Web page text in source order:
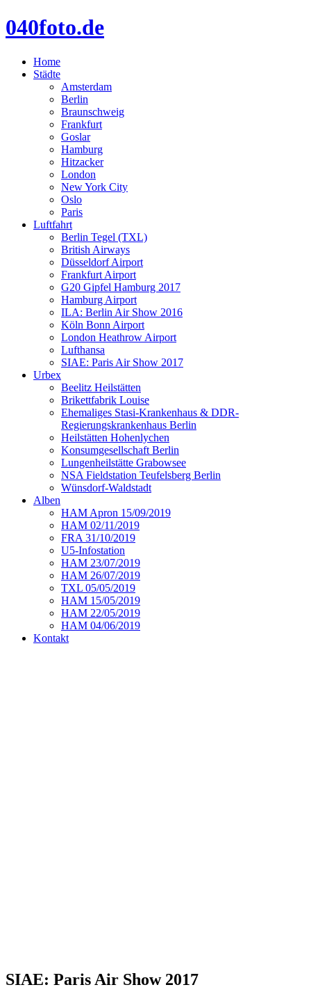
040foto.de
Home
Städte
Amsterdam
Berlin
Braunschweig
Frankfurt
Goslar
Hamburg
Hitzacker
London
New York City
Oslo
Paris
Luftfahrt
Berlin Tegel (TXL)
British Airways
Düsseldorf Airport
Frankfurt Airport
G20 Gipfel Hamburg 2017
Hamburg Airport
ILA: Berlin Air Show 2016
Köln Bonn Airport
London Heathrow Airport
Lufthansa
SIAE: Paris Air Show 2017
Urbex
Beelitz Heilstätten
Brikettfabrik Louise
Ehemaliges Stasi-Krankenhaus & DDR-
Regierungskrankenhaus Berlin
Heilstätten Hohenlychen
Konsumgesellschaft Berlin
Lungenheilstätte Grabowsee
NSA Fieldstation Teufelsberg Berlin
Wünsdorf-Waldstadt
Alben
HAM Apron 15/09/2019
HAM 02/11/2019
FRA 31/10/2019
U5-Infostation
HAM 23/07/2019
HAM 26/07/2019
TXL 05/05/2019
HAM 15/05/2019
HAM 22/05/2019
HAM 04/06/2019
Kontakt
SIAE: Paris Air Show 2017